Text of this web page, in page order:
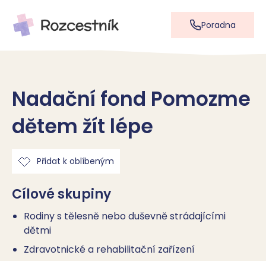
Poradna
Nadační fond Pomozme
dětem žít lépe
Přidat k oblíbeným
Cílové skupiny
Rodiny s tělesně nebo duševně strádajícími
dětmi
Zdravotnické a rehabilitační zařízení